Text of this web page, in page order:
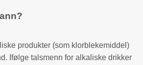
produkter (som klorblekemiddel)
Ifølge talsmenn for alkaliske drikker